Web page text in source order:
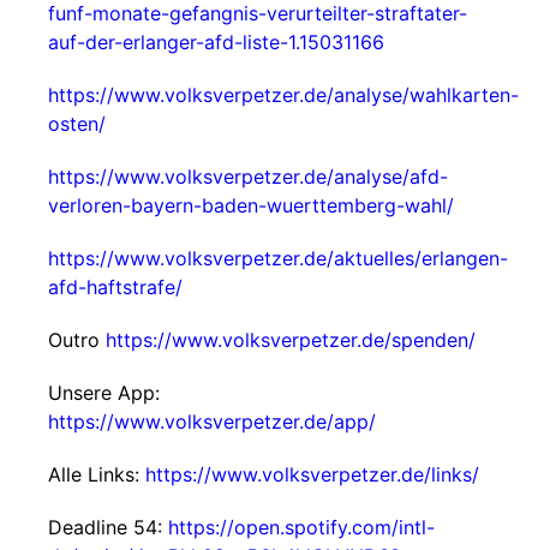
funf-monate-gefangnis-verurteilter-straftater-
auf-der-erlanger-afd-liste-1.15031166
https://www.volksverpetzer.de/analyse/wahlkarten-
osten/
https://www.volksverpetzer.de/analyse/afd-
verloren-bayern-baden-wuerttemberg-wahl/
https://www.volksverpetzer.de/aktuelles/erlangen-
afd-haftstrafe/
Outro https://www.volksverpetzer.de/spenden/
Unsere App:
https://www.volksverpetzer.de/app/
Alle Links: https://www.volksverpetzer.de/links/
Deadline 54: https://open.spotify.com/intl-